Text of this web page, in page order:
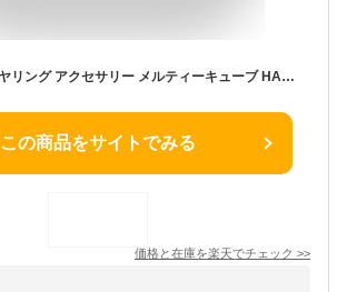
HARIO ハリオ イヤリング アクセサリー メルティーキューブ HAA-MC-003E 成人式 ガラス アクセ 耐熱ガラス 女性 レディース おしゃれ 上品 ギフト プレゼント 母の日 カジュアル フォーマル 誕生日 ジュエリー 20代 30代 40代 50代 60代
この商品をサイトでみる
価格と在庫を楽天でチェック >>